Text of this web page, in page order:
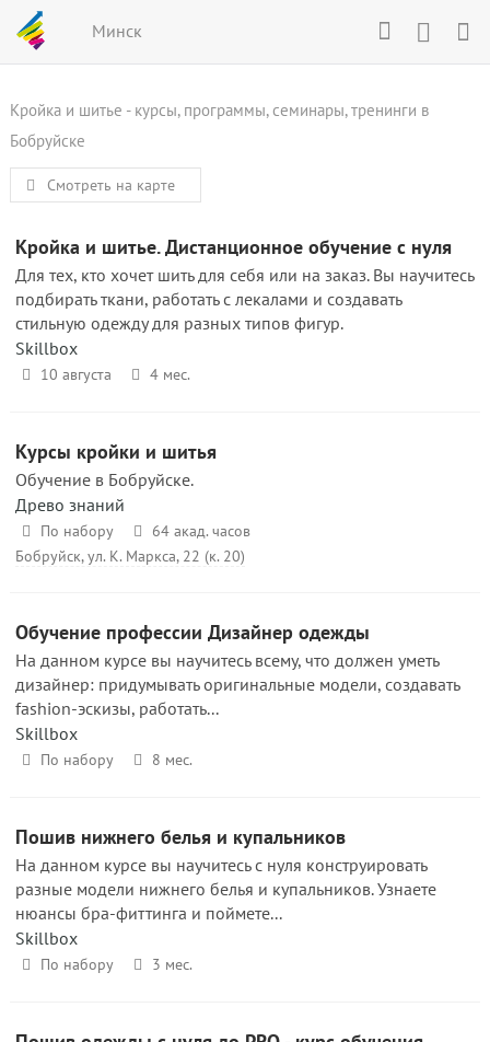
Минск
Кройка и шитье - курсы, программы, семинары, тренинги в
Бобруйске
Смотреть на карте
Кройка и шитье. Дистанционное обучение с нуля
Для тех, кто хочет шить для себя или на заказ. Вы научитесь
подбирать ткани, работать с лекалами и создавать
стильную одежду для разных типов фигур.
Skillbox
10 августа 4 мес.
Курсы кройки и шитья
Обучение в Бобруйске.
Древо знаний
По набору
64 акад. часов
Бобруйск, ул. К. Маркса, 22 (к. 20)
Обучение профессии Дизайнер одежды
На данном курсе вы научитесь всему, что должен уметь
дизайнер: придумывать оригинальные модели, создавать
fashion-эскизы, работать...
Skillbox
По набору 8 мес.
Пошив нижнего белья и купальников
На данном курсе вы научитесь с нуля конструировать
разные модели нижнего белья и купальников. Узнаете
нюансы бра-фиттинга и поймете...
Skillbox
По набору 3 мес.